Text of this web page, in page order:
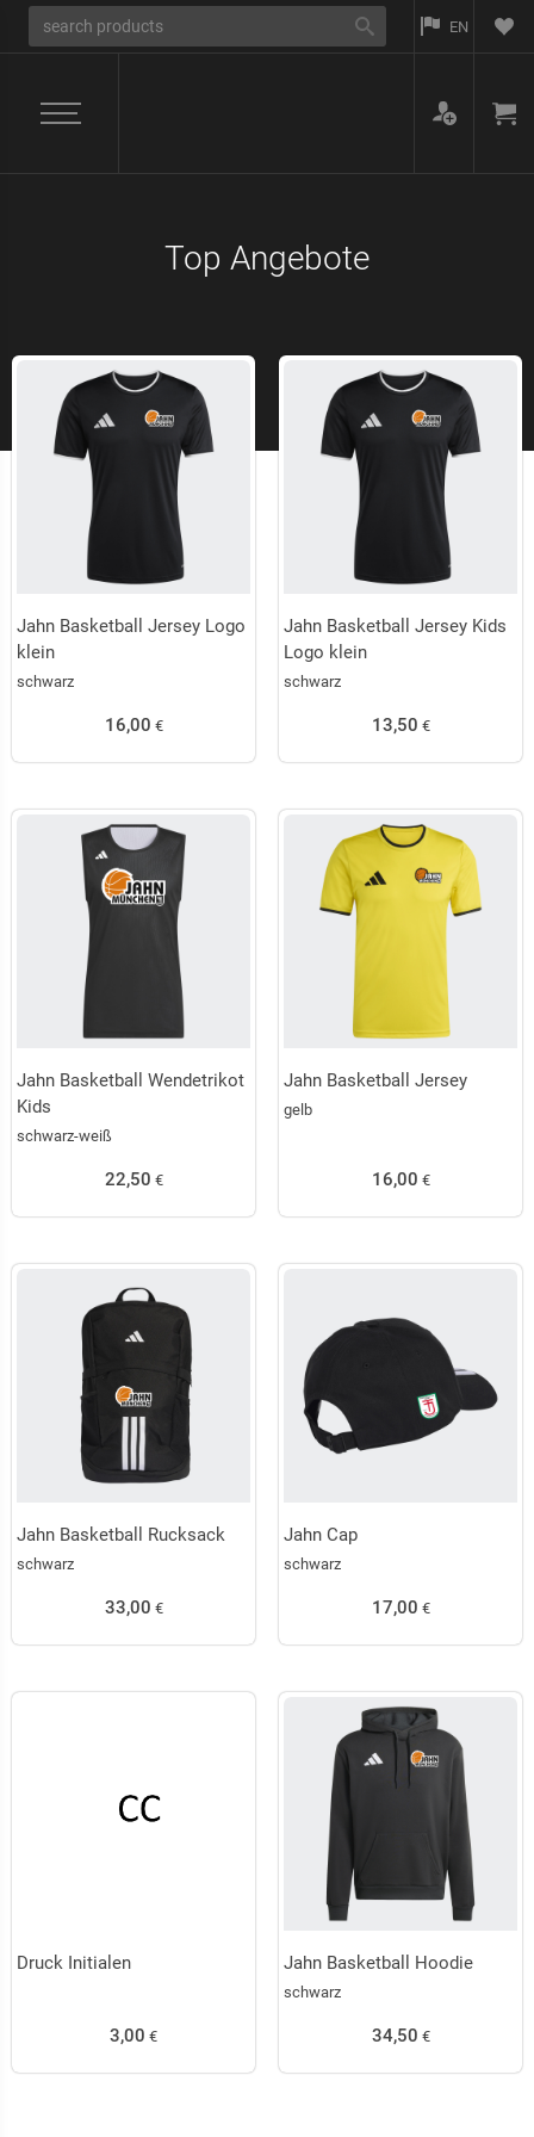
EN
Top Angebote
Jahn Basketball Jersey Logo
klein
schwarz
16,00 €
Jahn Basketball Jersey Kids
Logo klein
schwarz
13,50 €
Jahn Basketball Wendetrikot
Kids
schwarz-weiß
22,50 €
Jahn Basketball Jersey
gelb
16,00 €
Jahn Basketball Rucksack
schwarz
33,00 €
Jahn Cap
schwarz
17,00 €
Druck Initialen
3,00 €
Jahn Basketball Hoodie
schwarz
34,50 €